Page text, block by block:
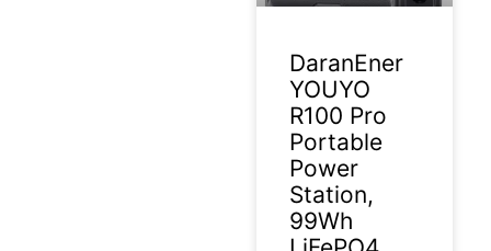
DaranEner
YOUYO
R100 Pro
Portable
Power
Station,
99Wh